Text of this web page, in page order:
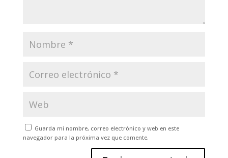
Guarda mi nombre, correo electrónico y web en este
navegador para la próxima vez que comente.